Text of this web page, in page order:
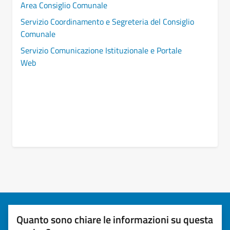
Area Consiglio Comunale
Servizio Coordinamento e Segreteria del Consiglio
Comunale
Servizio Comunicazione Istituzionale e Portale
Web
Quanto sono chiare le informazioni su questa